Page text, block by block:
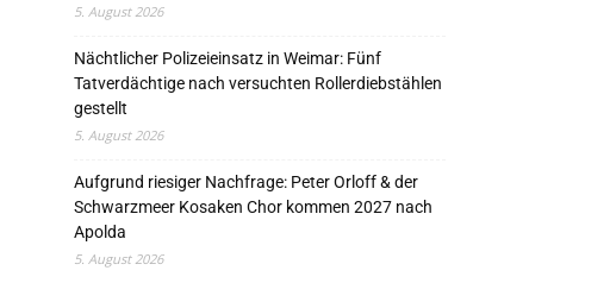
5. August 2026
Nächtlicher Polizeieinsatz in Weimar: Fünf
Tatverdächtige nach versuchten Rollerdiebstählen
gestellt
5. August 2026
Aufgrund riesiger Nachfrage: Peter Orloff & der
Schwarzmeer Kosaken Chor kommen 2027 nach
Apolda
5. August 2026